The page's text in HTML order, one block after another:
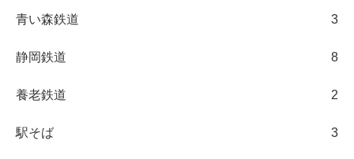
青い森鉄道 3
静岡鉄道 8
養老鉄道 2
駅そば 3